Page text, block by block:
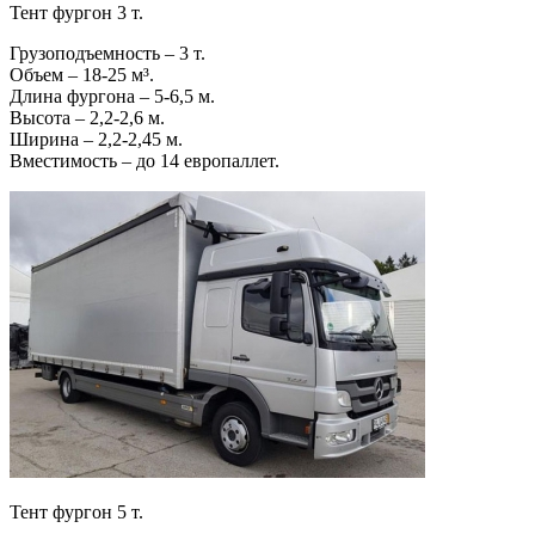
Тент фургон 3 т.
Грузоподъемность – 3 т.
Объем – 18-25 м³.
Длина фургона – 5-6,5 м.
Высота – 2,2-2,6 м.
Ширина – 2,2-2,45 м.
Вместимость – до 14 европаллет.
Тент фургон 5 т.